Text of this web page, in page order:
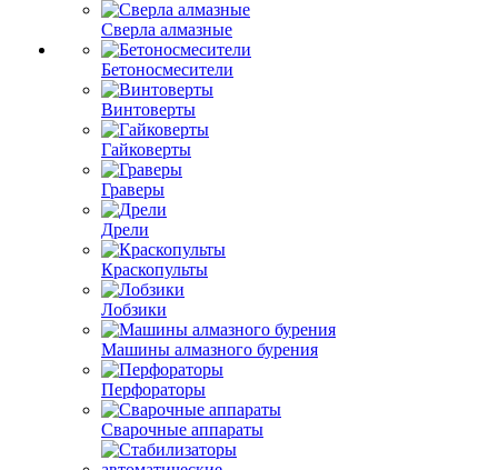
Сверла алмазные
Бетоносмесители
Винтоверты
Гайковерты
Граверы
Дрели
Краскопульты
Лобзики
Машины алмазного бурения
Перфораторы
Сварочные аппараты